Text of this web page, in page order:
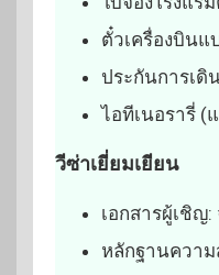
ตั๋วเครื่องบินแ
ประกันการเดิ
ไอทีเนอรารี่ (
วีซ่าเยี่ยมเยียน
เอกสารผู้เชิญ
หลักฐานควา